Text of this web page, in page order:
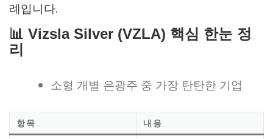
례입니다.
📊 Vizsla Silver (VZLA) 핵심 한눈 정
리
소형 개별 은광주 중 가장 탄탄한 기업
항목 내용